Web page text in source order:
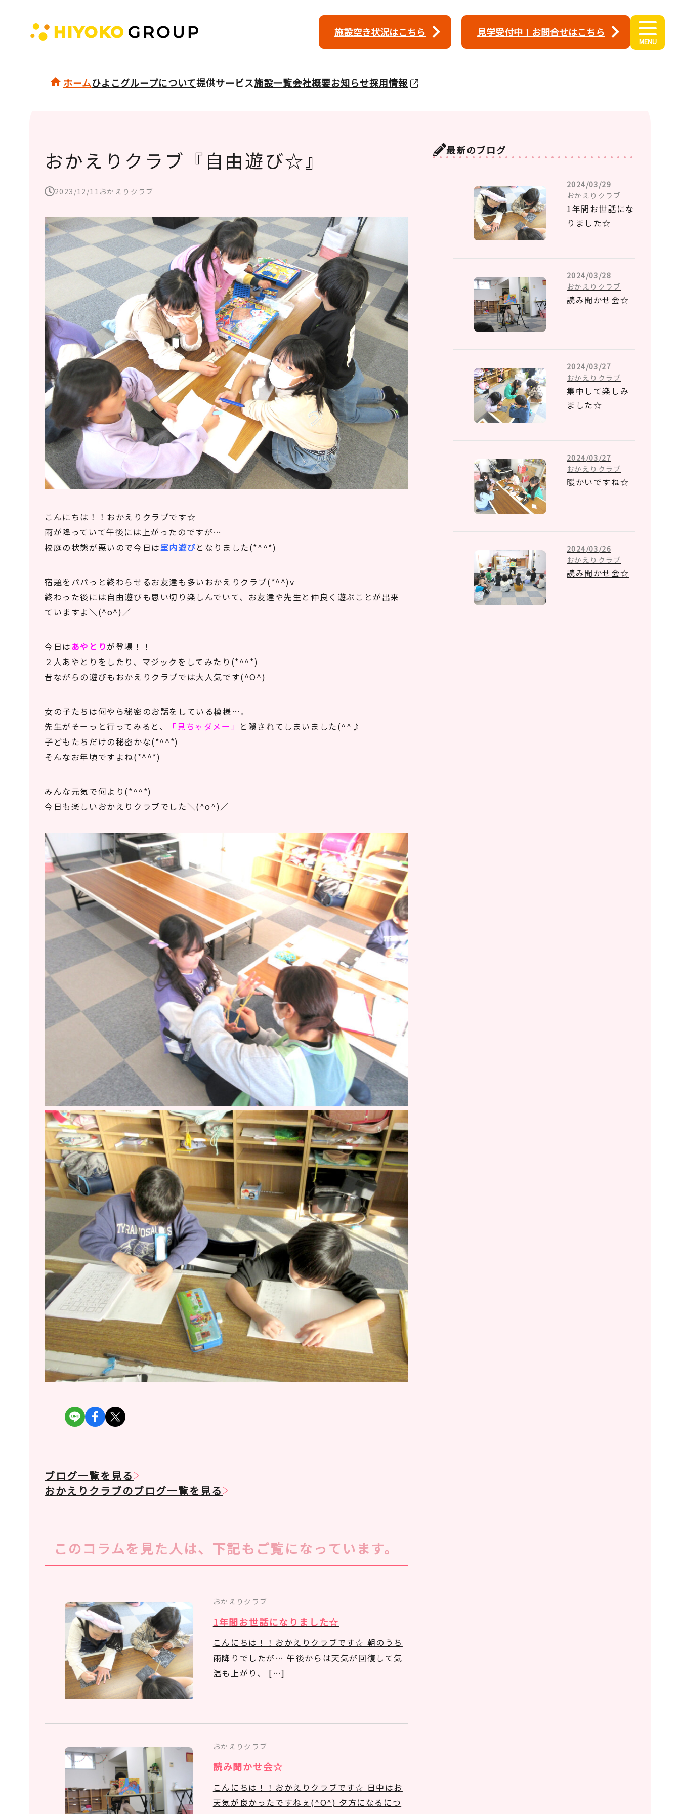
施設空き状況はこちら 見学受付中！お問合せはこちら
ホームひよこグループについて提供サービス施設一覧会社概要お知らせ採用情報
おかえりクラブ『自由遊び☆』
2023/12/11 おかえりクラブ
こんにちは！！おかえりクラブです☆
雨が降っていて午後には上がったのですが…
校庭の状態が悪いので今日は室内遊びとなりました(*^^*)
宿題をパパっと終わらせるお友達も多いおかえりクラブ(*^^)v
終わった後には自由遊びも思い切り楽しんでいて、お友達や先生と仲良く遊ぶことが出来
ていますよ＼(^o^)／
今日はあやとりが登場！！
２人あやとりをしたり、マジックをしてみたり(*^^*)
昔ながらの遊びもおかえりクラブでは大人気です(^O^)
女の子たちは何やら秘密のお話をしている模様…。
先生がそーっと行ってみると、
「見ちゃダメー」 と隠されてしまいました(^^♪
子どもたちだけの秘密かな(*^^*)
そんなお年頃ですよね(*^^*)
みんな元気で何より(*^^*)
今日も楽しいおかえりクラブでした＼(^o^)／
ブログ一覧を見る
おかえりクラブのブログ一覧を見る
このコラムを見た人は、 下記もご覧になっています。
おかえりクラブ
1年間お世話になりました☆
こんにちは！！おかえりクラブです☆ 朝のうち
雨降りでしたが… 午後からは天気が回復して気
温も上がり、 […]
おかえりクラブ
読み聞かせ会☆
こんにちは！！おかえりクラブです☆ 日中はお
天気が良かったですねぇ(^O^) 夕方になるにつ
最新のブログ
2024/03/29
おかえりクラブ
1年間お世話にな
りました☆
2024/03/28
おかえりクラブ
読み聞かせ会☆
2024/03/27
おかえりクラブ
集中して楽しみ
ました☆
2024/03/27
おかえりクラブ
暖かいですね☆
2024/03/26
おかえりクラブ
読み聞かせ会☆